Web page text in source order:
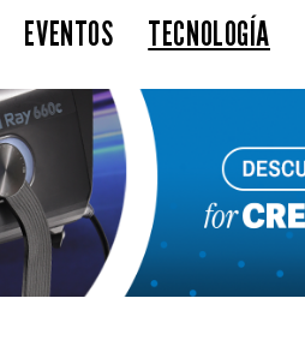
EVENTOS TECNOLOGÍA